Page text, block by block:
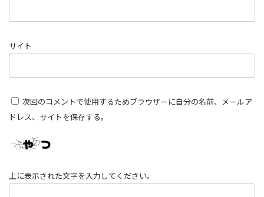
サイト
次回のコメントで使用するためブラウザーに自分の名前、メールア
ドレス、サイトを保存する。
上に表示された文字を入力してください。